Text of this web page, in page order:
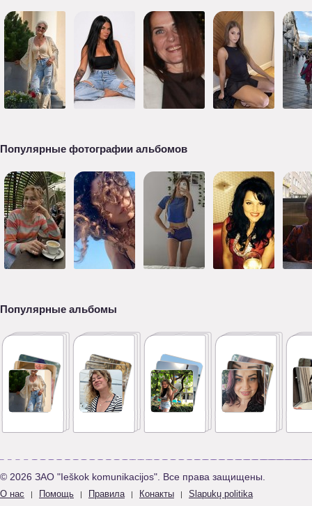
Популярные фотографии альбомов
Популярные альбомы
© 2026 ЗАО "Ieškok komunikacijos". Все права защищены.
О нас | Помощь | Правила | Конакты | Slapukų politika